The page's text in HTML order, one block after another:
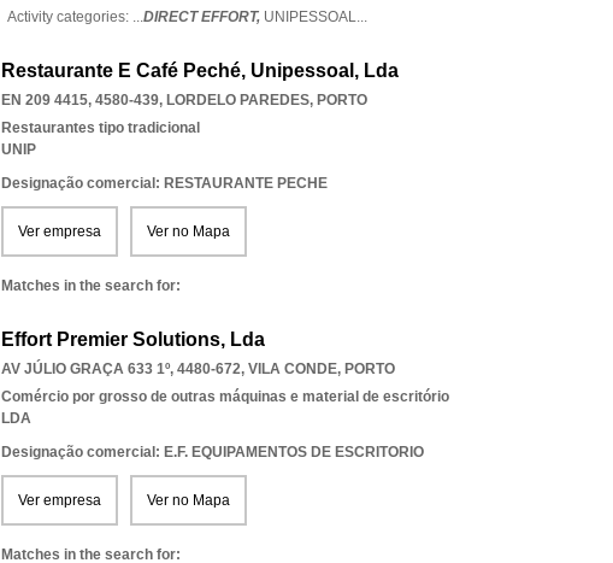
Activity categories: ...DIRECT EFFORT, UNIPESSOAL...
Restaurante E Café Peché, Unipessoal, Lda
EN 209 4415, 4580-439, LORDELO PAREDES, PORTO
Restaurantes tipo tradicional
UNIP
Designação comercial: RESTAURANTE PECHE
Ver empresa Ver no Mapa
Matches in the search for:
Effort Premier Solutions, Lda
AV JÚLIO GRAÇA 633 1º, 4480-672, VILA CONDE, PORTO
Comércio por grosso de outras máquinas e material de escritório
LDA
Designação comercial: E.F. EQUIPAMENTOS DE ESCRITORIO
Ver empresa Ver no Mapa
Matches in the search for: